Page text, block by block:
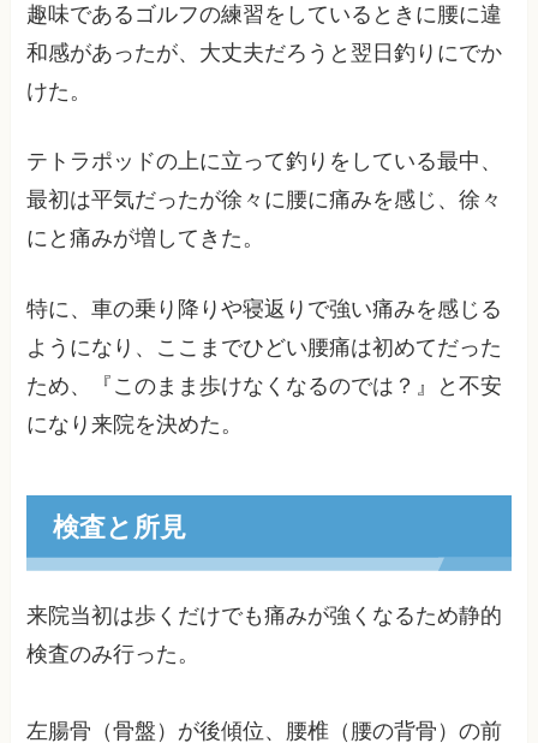
趣味であるゴルフの練習をしているときに腰に違
和感があったが、大丈夫だろうと翌日釣りにでか
けた。
テトラポッドの上に立って釣りをしている最中、
最初は平気だったが徐々に腰に痛みを感じ、徐々
にと痛みが増してきた。
特に、車の乗り降りや寝返りで強い痛みを感じる
ようになり、ここまでひどい腰痛は初めてだった
ため、『このまま歩けなくなるのでは？』と不安
になり来院を決めた。
検査と所見
来院当初は歩くだけでも痛みが強くなるため静的
検査のみ行った。
左腸骨（骨盤）が後傾位、腰椎（腰の背骨）の前